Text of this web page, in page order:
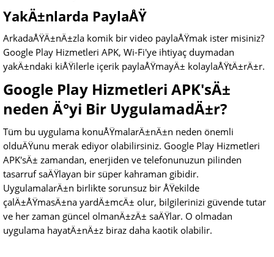
YakÄ±nlarda PaylaÅŸ
ArkadaÅŸÄ±nÄ±zla komik bir video paylaÅŸmak ister misiniz?
Google Play Hizmetleri APK, Wi-Fi'ye ihtiyaç duymadan
yakÄ±ndaki kiÅŸilerle içerik paylaÅŸmayÄ± kolaylaÅŸtÄ±rÄ±r.
Google Play Hizmetleri APK'sÄ±
neden Ä°yi Bir UygulamadÄ±r?
Tüm bu uygulama konuÅŸmalarÄ±nÄ±n neden önemli
olduÄŸunu merak ediyor olabilirsiniz. Google Play Hizmetleri
APK'sÄ± zamandan, enerjiden ve telefonunuzun pilinden
tasarruf saÄŸlayan bir süper kahraman gibidir.
UygulamalarÄ±n birlikte sorunsuz bir ÅŸekilde
çalÄ±ÅŸmasÄ±na yardÄ±mcÄ± olur, bilgilerinizi güvende tutar
ve her zaman güncel olmanÄ±zÄ± saÄŸlar. O olmadan
uygulama hayatÄ±nÄ±z biraz daha kaotik olabilir.